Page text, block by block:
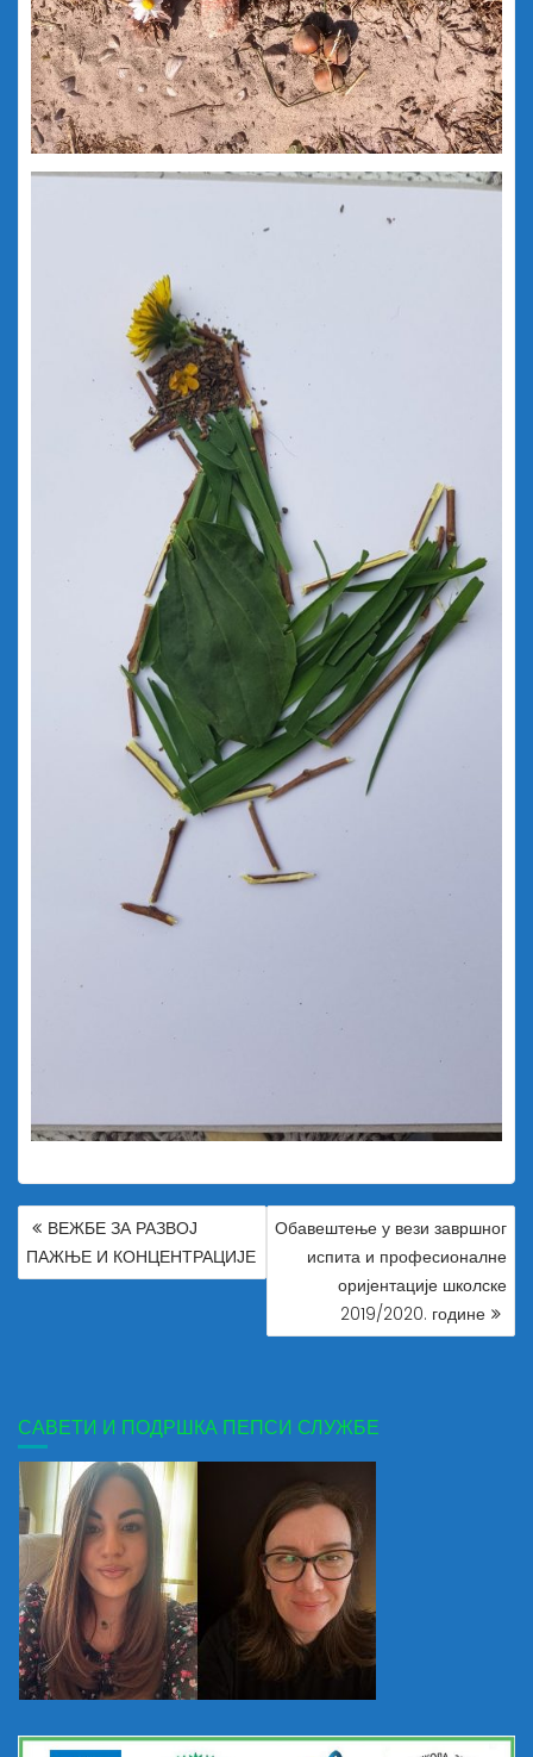
КРЕТАЊЕ
ЧЛАНКА
ВЕЖБЕ ЗА РАЗВОЈ
ПАЖЊЕ И КОНЦЕНТРАЦИЈЕ
Обавештење у вези завршног
испита и професионалне
оријентације школске
2019/2020. године
САВЕТИ И ПОДРШКА ПЕПСИ СЛУЖБЕ